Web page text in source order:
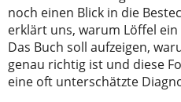
noch einen Blick in die
erklärt uns, warum Löffel
Das Buch soll aufzeigen,
genau richtig ist und diese
eine oft unterschätzte